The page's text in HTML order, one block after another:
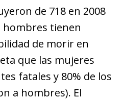
de 718 en 2008
hombres tienen
de morir en
que las mujeres
fatales y 80% de los
a hombres). El